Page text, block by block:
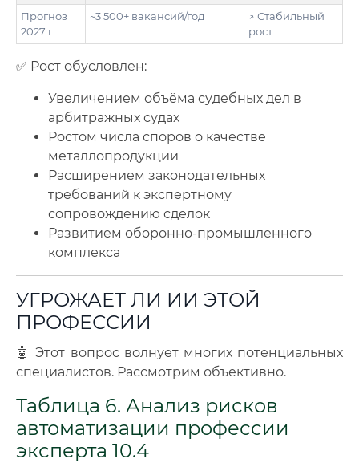
Прогноз
2027 г.
~3 500+ вакансий/год
↗️ Стабильный
рост
✅ Рост обусловлен:
Увеличением объёма судебных дел в
арбитражных судах
Ростом числа споров о качестве
металлопродукции
Расширением законодательных
требований к экспертному
сопровождению сделок
Развитием оборонно-промышленного
комплекса
УГРОЖАЕТ ЛИ ИИ ЭТОЙ
ПРОФЕССИИ
🤖 Этот вопрос волнует многих потенциальных
специалистов. Рассмотрим объективно.
Таблица 6. Анализ рисков
автоматизации профессии
эксперта 10.4